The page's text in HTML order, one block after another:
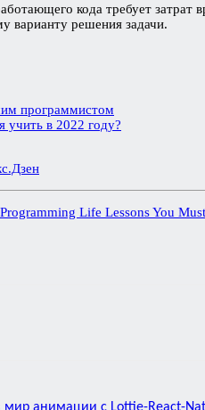
кода требует
варианту решения задачи.
программистом
учить в 2022 году?
Life Lessons You